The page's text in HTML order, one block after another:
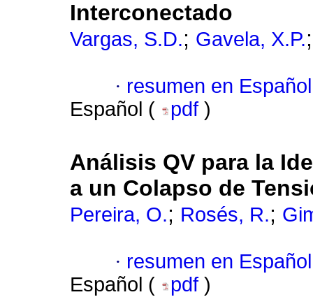
Interconectado
Vargas, S.D.; Gavela, X.P.
· resumen en Español
Español (
pdf )
Análisis QV para la
a un Colapso de
Pereira, O.; Rosés, R.;
· resumen en Español
Español (
pdf )